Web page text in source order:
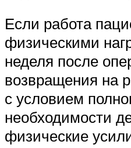
Если работа
физическими
неделя после
возвращения на
с условием
необходимости
физические